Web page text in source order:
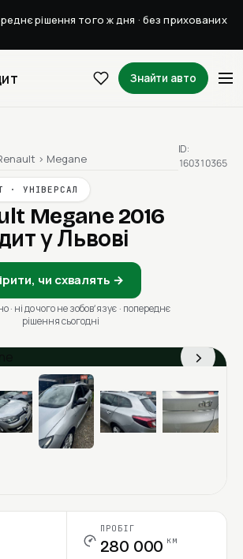
рішення того ж дня · без прихованих
Знайти авто
› Megane
· УНІВЕРСАЛ
Megane 2016
у Львові
чи схвалять →
· ні до чого не зобовʼязує · попереднє
рішення сьогодні
ID:
160310365
›
ПРОБІГ
280 000 км